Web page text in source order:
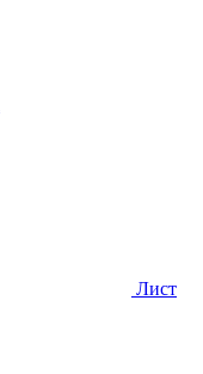
Лист